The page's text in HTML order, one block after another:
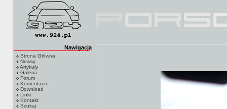
Nawigacja
Strona Główna
Newsy
Artykuły
Galeria
Forum
Komentarze
Download
Linki
Kontakt
Szukaj